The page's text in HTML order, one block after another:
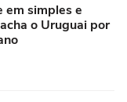
em simples e
o Uruguai por